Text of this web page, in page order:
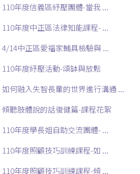
110年度信義區紓壓團體-當我 ...
110年度中正區法律知能課程- ...
4/14中正區愛福家輔具檢驗與 ...
110年度紓壓活動-頌缽與放鬆
如何融入失智長輩的世界進行溝通 ...
傾聽肢體說的話復健篇-課程花絮
110年度學長姐自助交流團體- ...
110年度照顧技巧訓練課程-如 ...
110年度照顧技巧訓練課程-傾 ...